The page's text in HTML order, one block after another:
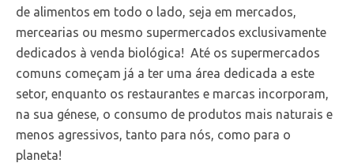
de alimentos em todo o lado, seja em mercados,
mercearias ou mesmo supermercados exclusivamente
dedicados à venda biológica! Até os supermercados
comuns começam já a ter uma área dedicada a este
setor, enquanto os restaurantes e marcas incorporam,
na sua génese, o consumo de produtos mais naturais e
menos agressivos, tanto para nós, como para o
planeta!